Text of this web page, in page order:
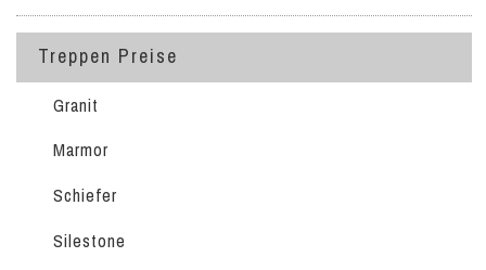
Treppen Preise
Granit
Marmor
Schiefer
Silestone